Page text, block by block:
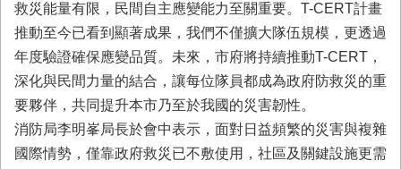
接
受
贈
與
公
開
徵
信
救災能量有限，民間自主應變能力至關重要。T-CERT計畫
推動至今已看到顯著成果，我們不僅擴大隊伍規模，更透過
年度驗證確保應變品質。未來，市府將持續推動T-CERT，
深化與民間力量的結合，讓每位隊員都成為政府防救災的重
要夥伴，共同提升本市乃至於我國的災害韌性。
消防局李明峯局長於會中表示，面對日益頻繁的災害與複雜
國際情勢，僅靠政府救災已不敷使用，社區及關鍵設施更需